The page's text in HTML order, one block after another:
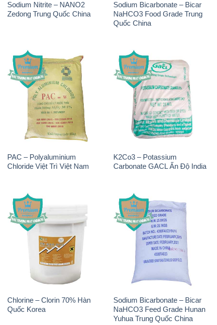
Sodium Nitrite – NANO2
Zedong Trung Quốc China
Sodium Bicarbonate – Bicar
NaHCO3 Food Grade Trung
Quốc China
PAC – Polyaluminium
Chloride Việt Trì Việt Nam
K2Co3 – Potassium
Carbonate GACL Ấn Độ India
Chlorine – Clorin 70% Hàn
Quốc Korea
Sodium Bicarbonate – Bicar
NaHCO3 Feed Grade Hunan
Yuhua Trung Quốc China